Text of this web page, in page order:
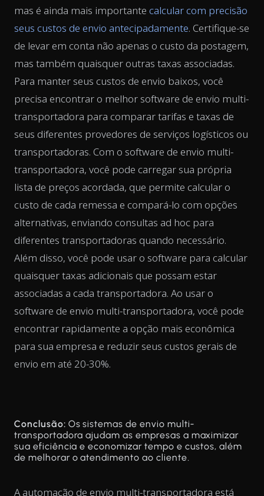
mas é ainda mais importante calcular com precisão
seus custos de envio antecipadamente. Certifique-se
de levar em conta não apenas o custo da postagem,
mas também quaisquer outras taxas associadas.
Para manter seus custos de envio baixos, você
precisa encontrar o melhor software de envio multi-
transportadora para comparar tarifas e taxas de
seus diferentes provedores de serviços logísticos ou
transportadoras. Com o software de envio multi-
transportadora, você pode carregar sua própria
lista de preços acordada, que permite calcular o
custo de cada remessa e compará-lo com opções
alternativas, enviando consultas ad hoc para
diferentes transportadoras quando necessário.
Além disso, você pode usar o software para calcular
quaisquer taxas adicionais que possam estar
associadas a cada transportadora. Ao usar o
software de envio multi-transportadora, você pode
encontrar rapidamente a opção mais econômica
para sua empresa e reduzir seus custos gerais de
envio em até 20-30%.
Conclusão: Os sistemas de envio multi-
transportadora ajudam as empresas a maximizar
sua eficiência e economizar tempo e custos, além
de melhorar o atendimento ao cliente.
A automação de envio multi-transportadora está